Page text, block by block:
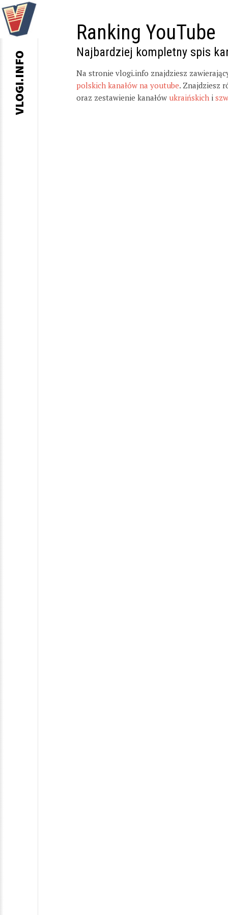
Ranking YouTube
Najbardziej kompletny spis
Na stronie vlogi.info znajdziesz
polskich kanałów na youtube. Znajdziesz
oraz zestawienie kanałów ukraińskich i
VLOGI.INFO